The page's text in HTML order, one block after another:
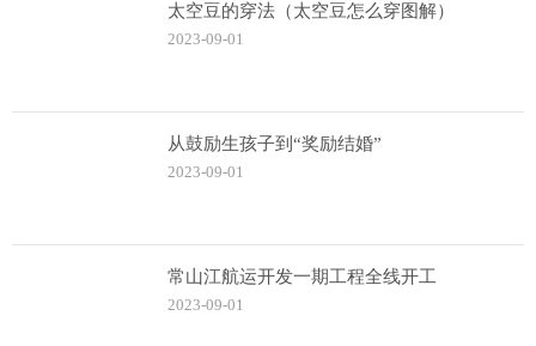
太空豆的穿法（太空豆怎么穿图解）
2023-09-01
从鼓励生孩子到“奖励结婚”
2023-09-01
常山江航运开发一期工程全线开工
2023-09-01